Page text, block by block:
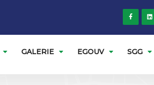
GALERIE EGOUV SGG